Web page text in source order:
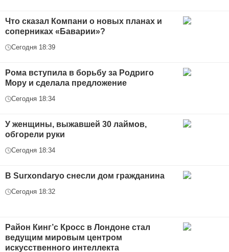
Что сказал Компани о новых планах и
соперниках «Баварии»?
Сегодня 18:39
Рома вступила в борьбу за Родриго
Мору и сделала предложение
Сегодня 18:34
У женщины, выжавшей 30 лаймов,
обгорели руки
Сегодня 18:34
В Surxondaryo снесли дом гражданина
Сегодня 18:32
Район Кинг’с Кросс в Лондоне стал
ведущим мировым центром
искусственного интеллекта